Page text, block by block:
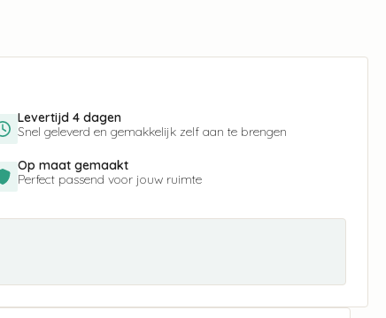
Levertijd 4 dagen
Snel geleverd en gemakkelijk zelf aan te brengen
Op maat gemaakt
Perfect passend voor jouw ruimte